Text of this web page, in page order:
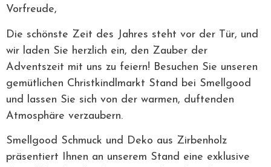
Vorfreude,
Die schönste Zeit des Jahres steht vor der Tür, und
wir laden Sie herzlich ein, den Zauber der
Adventszeit mit uns zu feiern! Besuchen Sie unseren
gemütlichen Christkindlmarkt Stand bei Smellgood
und lassen Sie sich von der warmen, duftenden
Atmosphäre verzaubern.
Smellgood Schmuck und Deko aus Zirbenholz
präsentiert Ihnen an unserem Stand eine exklusive